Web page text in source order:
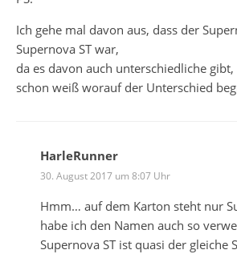
Ich gehe mal davon aus, dass der
Supernova ST war,
da es davon auch unterschiedliche gibt,
schon weiß worauf der Unterschied
HarleRunner
30. August 2017 um 8:07 Uhr
Hmm… auf dem Karton steht nur
habe ich den Namen auch so
Supernova ST ist quasi der gleiche